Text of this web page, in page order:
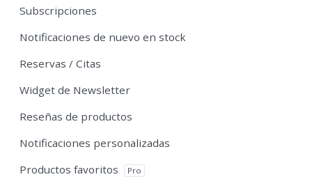
Subscripciones
Notificaciones de nuevo en stock
Reservas / Citas
Widget de Newsletter
Reseñas de productos
Notificaciones personalizadas
Productos favoritos
Pro